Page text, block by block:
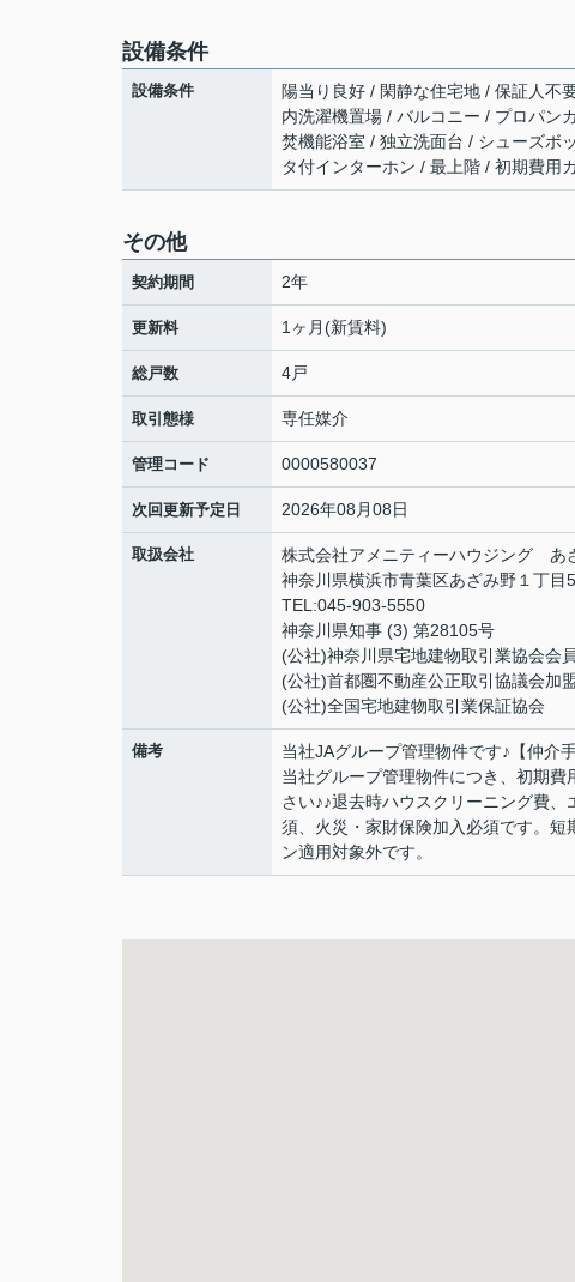
設備条件
設備条件
陽当り良好 / 閑静な住宅地 / 保証人不
内洗濯機置場 / バルコニー / プロパン
焚機能浴室 / 独立洗面台 / シューズボ
タ付インターホン / 最上階 / 初期費用
その他
契約期間 2年
更新料 1ヶ月(新賃料)
総戸数 4戸
取引態様 専任媒介
管理コード 0000580037
次回更新予定日 2026年08月08日
取扱会社
株式会社アメニティーハウジング あ
神奈川県横浜市青葉区あざみ野１丁目
TEL:045-903-5550
神奈川県知事 (3) 第28105号
(公社)神奈川県宅地建物取引業協会会員
(公社)首都圏不動産公正取引協議会加
(公社)全国宅地建物取引業保証協会
備考
当社JAグループ管理物件です♪【仲介
当社グループ管理物件につき、初期
さい♪♪退去時ハウスクリーニング費
須、火災・家財保険加入必須です。
ン適用対象外です。